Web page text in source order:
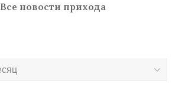
Все новости прихода